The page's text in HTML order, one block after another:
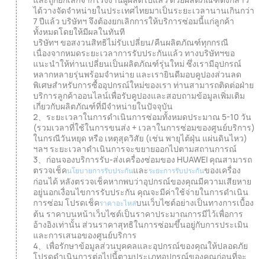
ได้วางจัดจำหน่ายในประเทศไทยมาเป็นระยะเวลานานเกินกว่า
7 ปีแล้ว บริษัทฯ จึงต้องยกเลิกการให้บริการซ่อมนี้แก่ลูกค้า
ทั้งหมดโดยให้มีผลในทันที
บริษัทฯ ขอสงวนสิทธิไม่รับเปลี่ยน/คืนผลิตภัณฑ์ทุกกรณี
เนื่องจากหมดระยะเวลาการรับประกันแล้ว ทางบริษัทฯขอ
แนะนำให้ท่านเปลี่ยนเป็นผลิตภัณฑ์รุ่นใหม่ ซึ่งเรามีอุปกรณ์
หลากหลายรุ่นพร้อมจำหน่าย และเรายินดีมอบคูปองส่วนลด
พิเศษสำหรับการซื้ออุปกรณ์ใหม่ของเรา ท่านสามารถติดต่อฝ่าย
บริการลูกค้าออนไลน์เพื่อรับคูปองและสอบถามข้อมูลเพิ่มเติม
เกี่ยวกับผลิตภัณฑ์ที่มีจำหน่ายในปัจจุบัน
2、ระยะเวลาในการดำเนินการซ่อมทั้งหมดประมาณ 5-10 วัน
(รวมเวลาที่ใช้ในการขนส่ง + เวลาในการซ่อมของศูนย์บริการ)
ในกรณีวันหยุด หรือ เหตุสุดวิสัย (เช่น พายุไต้ฝุ่น แผ่นดินไหว)
ฯลฯ ระยะเวลาดำเนินการจะขยายออกไปตามสถานการณ์
3、ก่อนจองบริการรับ-ส่งเครื่องซ่อมของ HUAWEI คุณสามารถ
ตรวจเช็คนโยบายการรับประกันและระยะการรับประกันของเครื่อง
ก่อนได้ หลังตรวจเช็คหากพบว่าอุปกรณ์ของคุณมีความเสียหาย
อยู่นอกเงื่อนไขการรับประกัน คุณจะมีค่าใช้จ่ายในการดำเนิน
การซ่อม โปรดเช็คราคาอะไหล่บนเว็บไซต์อย่างเป็นทางการเบื้อง
ต้น ราคาบนหน้าเว็บไซต์เป็นราคาประมาณการมีไว้เพื่อการ
อ้างอิงเท่านั้น ส่วนราคาสุทธิในการซ่อมขึ้นอยู่กับการประเมิน
และการเสนอของศูนย์บริการ
4、เพื่อรักษาข้อมูลส่วนบุคคลและอุปกรณ์ของคุณให้ปลอดภัย
โปรดดำเนินการต่อไปนี้ตามประเภทอุปกรณ์ของคุณก่อนที่จะ